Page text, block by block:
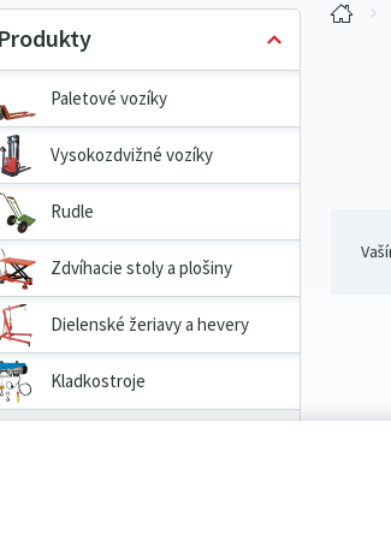
Paletové vozíky
Vysokozdvižné vozíky
Rudle
Zdvíhacie stoly a plošiny
Dielenské žeriavy a hevery
Kladkostroje